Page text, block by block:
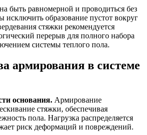
быть равномерной и проводиться без
исключить образование пустот вокруг
стяжки рекомендуется
перерыв для полного набора
системы теплого пола.
армирования в системе
основания. Армирование
стяжки, обеспечивая
пола. Нагрузка распределяется
риск деформаций и повреждений.